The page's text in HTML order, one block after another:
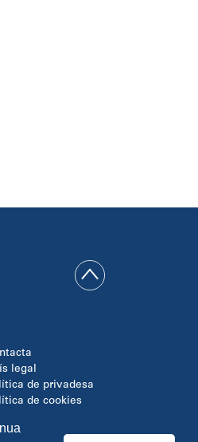
legal
de privadesa
de cookies
Learning